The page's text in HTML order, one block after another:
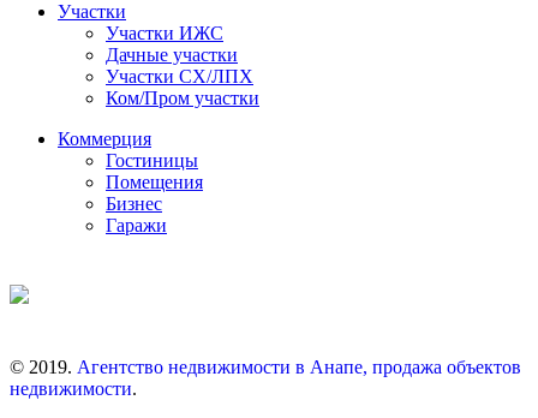
Участки
Участки ИЖС
Дачные участки
Участки СХ/ЛПХ
Ком/Пром участки
Коммерция
Гостиницы
Помещения
Бизнес
Гаражи
© 2019. Агентство недвижимости в Анапе, продажа объектов
недвижимости.